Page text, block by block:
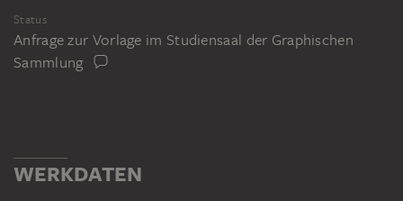
Status
Anfrage zur Vorlage im Studiensaal der Graphischen
Sammlung
WERKDATEN